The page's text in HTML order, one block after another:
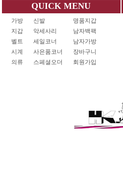
QUICK MENU
가방 신발
명품지갑
지갑
악세사리
남자백팩
벨트
세일코너
남자가방
시계
사은품코너
장바구니
의류
스페셜오더 회원가입